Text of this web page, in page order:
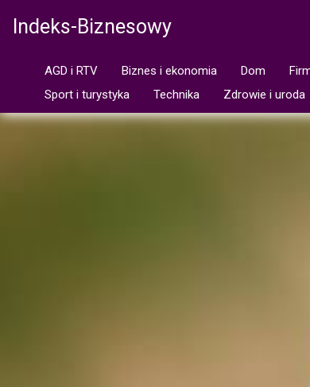
Indeks-Biznesowy
AGD i RTV Biznes i ekonomia Dom
Sport i turystyka
Technika Zdrowie i uroda